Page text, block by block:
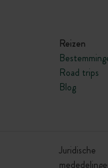
Reizen
Road trips
Blog
Juridische